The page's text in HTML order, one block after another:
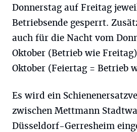
Donnerstag auf Freitag
Betriebsende gesperrt.
auch für die Nacht vom
Oktober (Betrieb wie
Oktober (Feiertag = Betrieb
Es wird ein
zwischen Mettmann
Düsseldorf-Gerresheim